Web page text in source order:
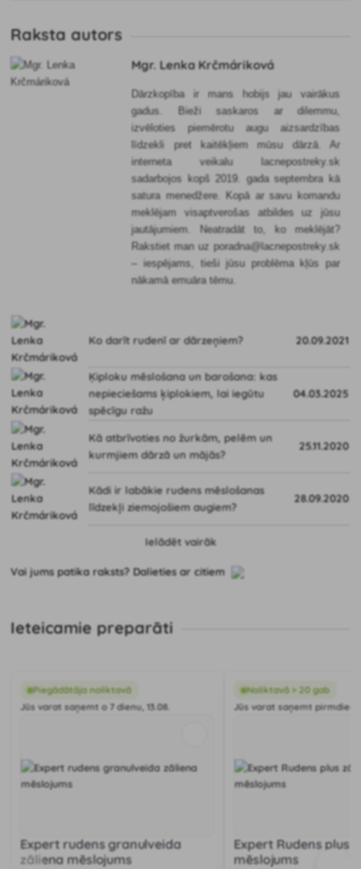
Raksta autors
Mgr. Lenka Krčmáriková
Dārzkopība ir mans hobijs jau vairākus
gadus. Bieži saskaros ar dilemmu,
izvēloties piemērotu augu aizsardzības
līdzekli pret kaitēkļiem mūsu dārzā. Ar
interneta veikalu lacnepostreky.sk
sadarbojos kopš 2019. gada septembra kā
satura menedžere. Kopā ar savu komandu
meklējam visaptverošas atbildes uz jūsu
jautājumiem. Neatradāt to, ko meklējāt?
Rakstiet man uz poradna@lacnepostreky.sk
– iespējams, tieši jūsu problēma kļūs par
nākamā emuāra tēmu.
Ko darīt rudenī ar dārzeņiem? 20.09.2021
Ķiploku mēslošana un barošana: kas
nepieciešams ķiplokiem, lai iegūtu
spēcīgu ražu
04.03.2025
Kā atbrīvoties no žurkām, pelēm un
kurmjiem dārzā un mājās?
25.11.2020
Kādi ir labākie rudens mēslošanas
līdzekļi ziemojošiem augiem?
28.09.2020
Ielādēt vairāk
Vai jums patika raksts? Dalieties ar citiem
Ieteicamie preparāti
Piegādātāja noliktavā
Jūs varat saņemt o 7 dienu, 13.08.
Expert rudens granulveida
zāliena mēslojums
Noliktavā > 20 gab
Jūs varat saņemt pirmdien,
Expert Rudens plus
mēslojums